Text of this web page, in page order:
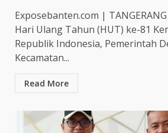
Exposebanten.com |
Hari Ulang Tahun (HUT) ke-81
Republik Indonesia, Pemerintah
Kecamatan...
Read More